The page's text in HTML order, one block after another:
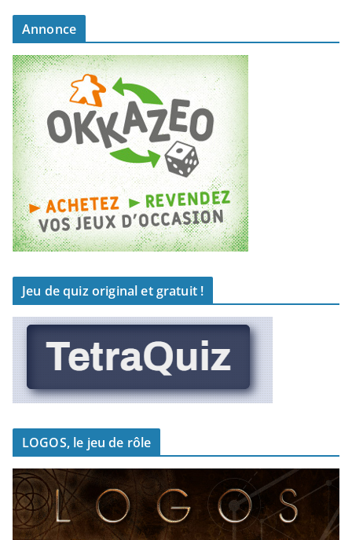
Annonce
Jeu de quiz original et gratuit !
LOGOS, le jeu de rôle